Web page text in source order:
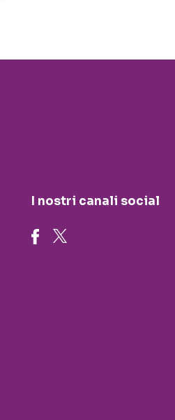
I nostri canali social